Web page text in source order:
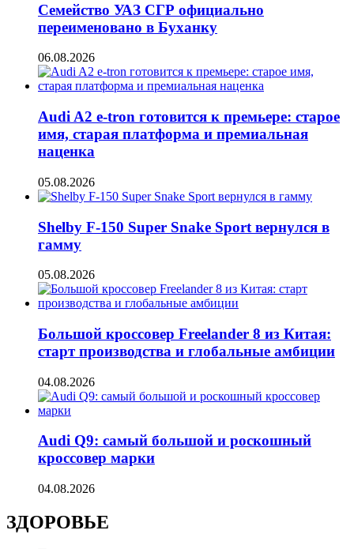
Семейство УАЗ СГР официально
переименовано в Буханку
06.08.2026
Audi A2 e-tron готовится к премьере: старое
имя, старая платформа и премиальная
наценка
05.08.2026
Shelby F-150 Super Snake Sport вернулся в
гамму
05.08.2026
Большой кроссовер Freelander 8 из Китая:
старт производства и глобальные амбиции
04.08.2026
Audi Q9: самый большой и роскошный
кроссовер марки
04.08.2026
ЗДОРОВЬЕ